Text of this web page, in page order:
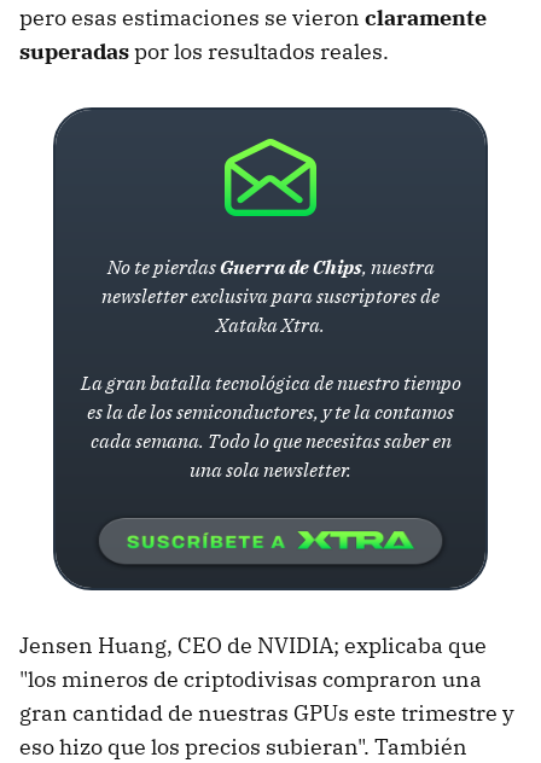
pero esas estimaciones se vieron claramente
superadaspor los resultados reales.
No te pierdasGuerra de Chips, nuestra
newsletter exclusiva para suscriptores de
Xataka Xtra.
La gran batalla tecnológica de nuestro tiempo
es la de los semiconductores, y te la contamos
cada semana. Todo lo que necesitas saber en
una sola newsletter.
Jensen Huang, CEO de NVIDIA; explicaba que
"los mineros de criptodivisas compraron una
gran cantidad de nuestras GPUs este trimestre y
eso hizo que los precios subieran". También